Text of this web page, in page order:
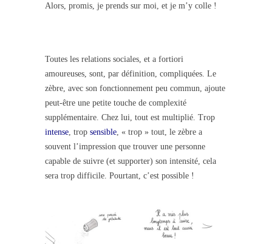
Alors, promis, je prends sur moi, et je m’y colle !
Toutes les relations sociales, et a fortiori
amoureuses, sont, par définition, compliquées. Le
zèbre, avec son fonctionnement peu commun, ajoute
peut-être une petite touche de complexité
supplémentaire. Chez lui, tout est multiplié. Trop
intense , trop sensible , « trop » tout, le zèbre a
souvent l’impression que trouver une personne
capable de suivre (et supporter) son intensité, cela
sera trop difficile. Pourtant, c’est possible !